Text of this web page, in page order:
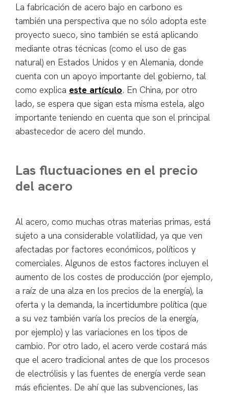
La fabricación de acero bajo en carbono es
también una perspectiva que no sólo adopta este
proyecto sueco, sino también se está aplicando
mediante otras técnicas (como el uso de gas
natural) en Estados Unidos y en Alemania, donde
cuenta con un apoyo importante del gobierno, tal
como explica este artículo. En China, por otro
lado, se espera que sigan esta misma estela, algo
importante teniendo en cuenta que son el principal
abastecedor de acero del mundo.
Las fluctuaciones en el precio
del acero
Al acero, como muchas otras materias primas, está
sujeto a una considerable volatilidad, ya que ven
afectadas por factores económicos, políticos y
comerciales. Algunos de estos factores incluyen el
aumento de los costes de producción (por ejemplo,
a raíz de una alza en los precios de la energía), la
oferta y la demanda, la incertidumbre política (que
a su vez también varía los precios de la energía,
por ejemplo) y las variaciones en los tipos de
cambio. Por otro lado, el acero verde costará más
que el acero tradicional antes de que los procesos
de electrólisis y las fuentes de energía verde sean
más eficientes. De ahí que las subvenciones, las